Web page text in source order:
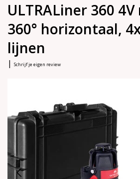
ULTRALiner 360
360° horizontaal,
lijnen
| Schrijf je eigen review